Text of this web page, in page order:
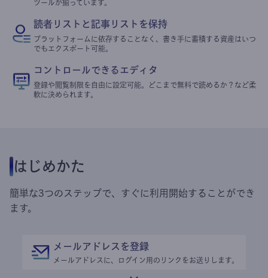
ツールが揃っています。
読者リストと記事リストを保持
プラットフォームに依存することなく、書き手に蓄積する資産はいつ
でもエクスポート可能。
コントロールできるエディタ
登録や閲覧制限を自由に設定可能。どこまで無料で読めるか？など柔
軟に決められます。
はじめかた
簡単な3つのステップで、すぐに利用開始することができ
ます。
メールアドレスを登録
メールアドレスに、ログイン用のリンクをお送りします。